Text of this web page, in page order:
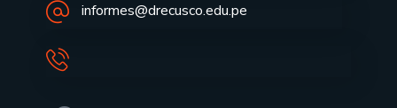
informes@drecusco.edu.pe